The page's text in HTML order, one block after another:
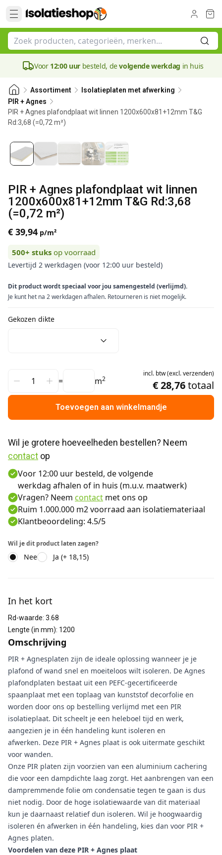
Voor 12:00 uur besteld, devolgende werkdag in huis
Assortiment
Isolatieplaten met afwerking
PIR + Agnes
PIR + Agnes plafondplaat wit linnen 1200x600x81+12mm T&G
Rd:3,68 (=0,72 m²)
PIR + Agnes plafondplaat wit linnen
1200x600x81+12mm T&G Rd:3,68
(=0,72 m²)
€ 39,94 p/m²
500+ stuks op voorraad
Levertijd 2 werkdagen (voor 12:00 uur besteld)
Dit product wordt speciaal voor jou samengesteld (verlijmd).
Je kunt het na 2 werkdagen afhalen. Retourneren is niet mogelijk.
Gekozen dikte
= m2
incl. btw(excl.verzenden)
€ 28,76totaal
Toevoegen aan winkelmandje
contact op
Voor 12:00 uur besteld, de volgende
werkdag afhalen of in huis (m.u.v. maatwerk)
Vragen? Neem contact met ons op
Ruim 1.000.000 m2 voorraad aan isolatiemateriaal
Klantbeoordeling: 4.5/5
Wil je dit product laten zagen?
Nee Ja (+ 18,15)
In het kort
Rd-waarde: 3.68
Lengte (in mm): 1200
Omschrijving
PIR + Agnesplaten zijn de ideale oplossing wanneer je je
plafond of wand snel en moeiteloos wilt isoleren. De Agnes
plafondplaten bestaat uit een PEFC-gecertificeerde
spaanplaat met een toplaag van kunststof decorfolie en
worden door ons op bestelling verlijmd met een PIR
isolatieplaat. Dit scheelt je een heleboel tijd en werk,
aangezien je in één handeling kunt isoleren en
afwerken. Deze PIR + Agnes plaat is ook uitermate geschikt
voor wanden.
Onze PIR platen zijn voorzien van een aluminium cachering
die voor een dampdichte laag zorgt. Het aanbrengen van een
dampremmende folie om condensatie tegen te gaan is dus
niet nodig. Door de hoge isolatiewaarde van dit materiaal
kun je daarnaast relatief dun isoleren. Wil je hoogwaardig
isoleren én afwerken in één handeling, kies dan voor PIR +
Agnes platen.
Voordelen van deze PIR + Agnes plaat